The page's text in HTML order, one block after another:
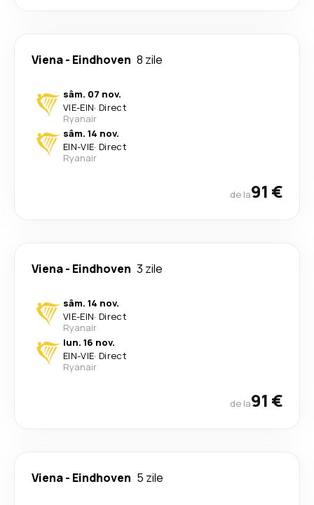
Viena- Eindhoven 8 zile
sâm. 07 nov.
VIE-EIN· Direct
Ryanair
sâm. 14 nov.
EIN-VIE· Direct
Ryanair
de la91 €
Viena- Eindhoven 3 zile
sâm. 14 nov.
VIE-EIN· Direct
Ryanair
lun. 16 nov.
EIN-VIE· Direct
Ryanair
de la91 €
Viena- Eindhoven 5 zile